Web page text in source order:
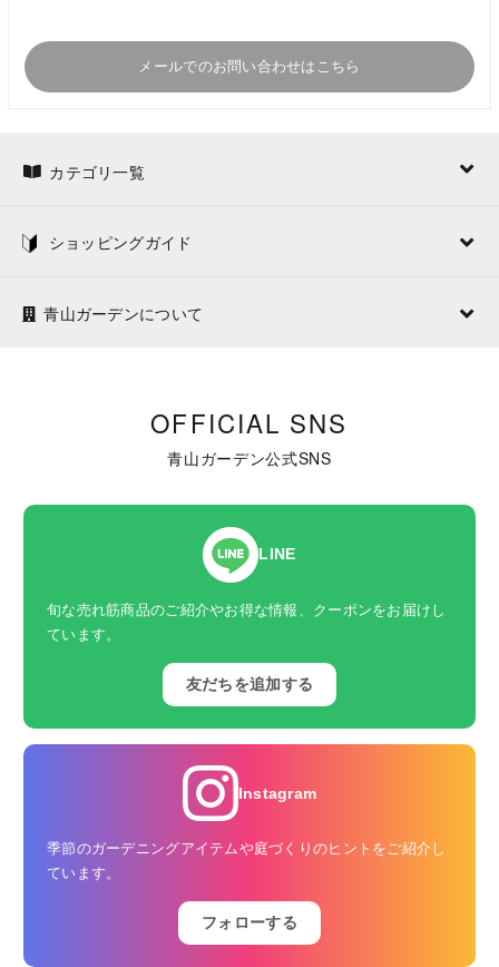
メールでのお問い合わせはこちら
カテゴリ一覧
ショッピングガイド
青山ガーデンについて
OFFICIAL SNS
青山ガーデン公式SNS
LINE
旬な売れ筋商品のご紹介やお得な情報、クーポンをお届けし
ています。
友だちを追加する
Instagram
季節のガーデニングアイテムや庭づくりのヒントをご紹介し
ています。
フォローする